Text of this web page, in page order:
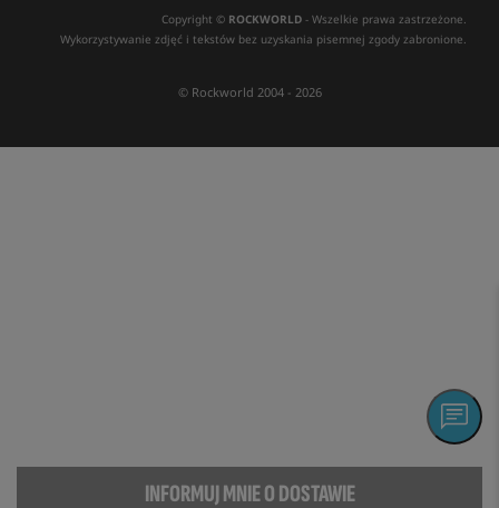
INFORMUJ MNIE O DOSTAWIE
Copyright © ROCKWORLD - Wszelkie prawa zastrzeżone.
Wykorzystywanie zdjęć i tekstów bez uzyskania pisemnej zgody zabronione.
© Rockworld 2004 - 2026